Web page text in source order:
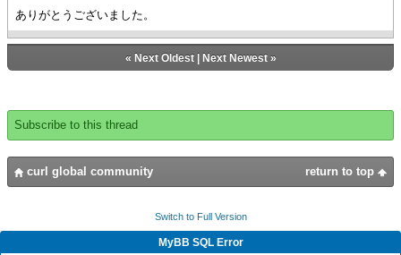
ありがとうございました。
« Next Oldest| Next Newest»
Subscribe to this thread
return to top
curl global community
Switch to Full Version
MyBB SQL Error